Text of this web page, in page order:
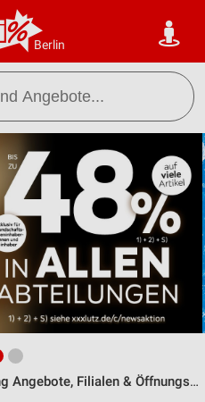
Berlin
Filialen & Öffnungszeiten